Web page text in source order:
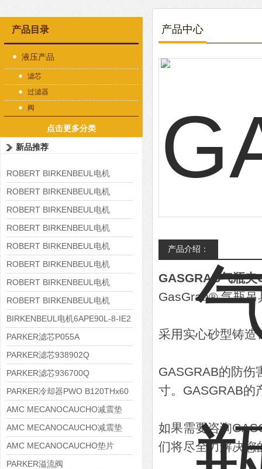
产品目录
液压产品
滤芯
过滤器
阀
点击更多分类
新品推荐
ROBERT BIRKENBEUL电机
8APE225M-4-IE3
ROBERT BIRKENBEUL电机
8APE180L-4 IE3
ROBERT BIRKENBEUL电机
8APE160M-6 IE3
ROBERT BIRKENBEUL电机
8APE160L-4-IE3
ROBERT BIRKENBEUL电机
8APE112M-6K-IE3
ROBERT BIRKENBEUL电机
8APE100L-2 IE3
ROBERT BIRKENBEUL电机
8APE90S-4 IE3
ROBERT BIRKENBEUL电机
8APE80M-2K-IE3
BIRKENBEUL电机6APE90L-8-IE2
PARKER滤芯P055A
PARKER滤芯938902Q
PARKER滤芯936700Q
PARKER冷却器PWO B120THx60
AMC MECANOCAUCHO减震垫
138552
AMC MECANOCAUCHO减震垫
138551
AMC MECANOCAUCHO垫片
608074
PARKER溢流阀
产品中心
产品介绍：
GASGRAB气瓶夹
GasGrab® 气瓶
采用实心砂型铸造
GASGRAB的防伤
寸。GASGRAB的
如果需要咨询
们将尽全力解决您